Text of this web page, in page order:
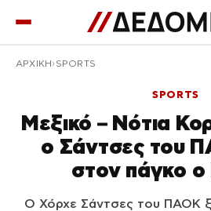
ΑΡΧΙΚΉ SPORTS
SPORTS
Μεξικό – Νότια
ο Σάντσες του
στον πάγκο ο
Ο Χόρχε Σάντσες του ΠΑΟΚ